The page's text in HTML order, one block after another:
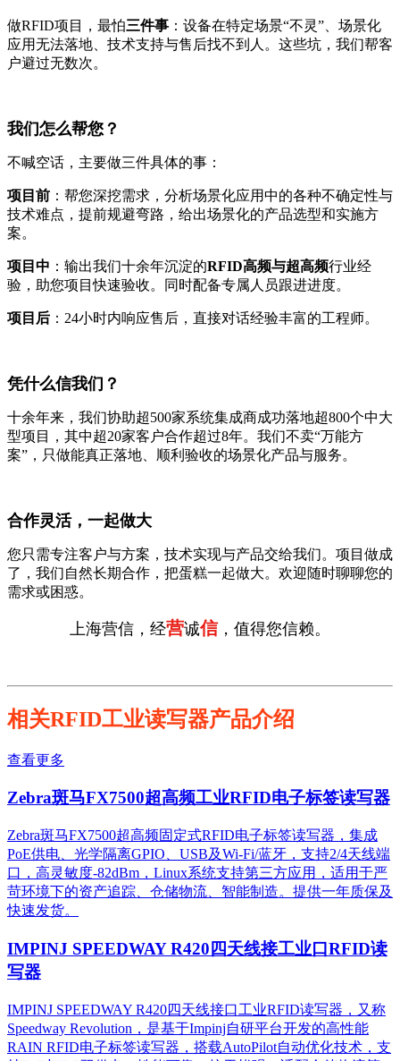
做RFID项目，最怕三件事 ：设备在特定场景“不灵”、场景化
应用无法落地、技术支持与售后找不到人。这些坑，我们帮客
户避过无数次。
我们怎么帮您？
不喊空话，主要做三件具体的事：
项目前 ：帮您深挖需求，分析场景化应用中的各种不确定性与
技术难点，提前规避弯路，给出场景化的产品选型和实施方
案。
项目中 ：输出我们十余年沉淀的RFID高频与超高频行业经
验，助您项目快速验收。同时配备专属人员跟进进度。
项目后 ：24小时内响应售后，直接对话经验丰富的工程师。
凭什么信我们？
十余年来，我们协助超500家系统集成商成功落地超800个中大
型项目，其中超20家客户合作超过8年。我们不卖“万能方
案”，只做能真正落地、顺利验收的场景化产品与服务。
合作灵活，一起做大
您只需专注客户与方案，技术实现与产品交给我们。项目做成
了，我们自然长期合作，把蛋糕一起做大。欢迎随时聊聊您的
需求或困惑。
上海营信，经营诚信，值得您信赖。
相关RFID工业读写器产品介绍
查看更多
Zebra斑马FX7500超高频工业RFID电子标签读写器
Zebra斑马FX7500超高频固定式RFID电子标签读写器，集成
PoE供电、光学隔离GPIO、USB及Wi-Fi/蓝牙，支持2/4天线端
口，高灵敏度-82dBm，Linux系统支持第三方应用，适用于严
苛环境下的资产追踪、仓储物流、智能制造。提供一年质保及
快速发货。
IMPINJ SPEEDWAY R420四天线接工业口RFID读
写器
IMPINJ SPEEDWAY R420四天线接口工业RFID读写器，又称
Speedway Revolution，是基于Impinj自研平台开发的高性能
RAIN RFID电子标签读写器，搭载AutoPilot自动优化技术，支